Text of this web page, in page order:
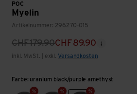
POC
Myelin
Artikelnummer: 296270-015
CHF179.90CHF89.90
inkl. MwSt. | exkl. Versandkosten
Farbe: uranium black/purple amethyst